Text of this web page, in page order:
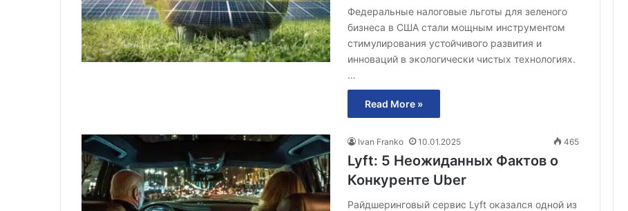
Федеральные налоговые льготы для зеленого
бизнеса в США стали мощным инструментом
стимулирования устойчивого развития и
инноваций в экологически чистых технологиях.
…
Read More »
Ivan Franko 10.01.2025 465
Lyft: 5 Неожиданных Фактов о
Конкуренте Uber
Райдшеринговый сервис Lyft оказался одной из